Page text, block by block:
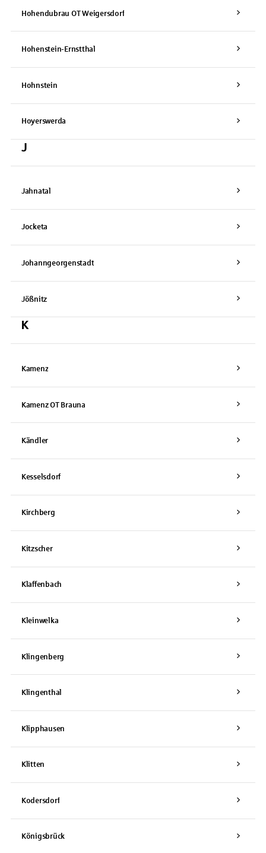
Hohendubrau OT Weigersdorf
Hohenstein-Ernstthal
Hohnstein
Hoyerswerda
J
Jahnatal
Jocketa
Johanngeorgenstadt
Jößnitz
K
Kamenz
Kamenz OT Brauna
Kändler
Kesselsdorf
Kirchberg
Kitzscher
Klaffenbach
Kleinwelka
Klingenberg
Klingenthal
Klipphausen
Klitten
Kodersdorf
Königsbrück